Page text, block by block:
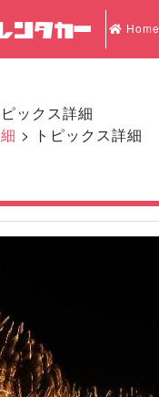
Home
ックス詳細
> トピックス詳細